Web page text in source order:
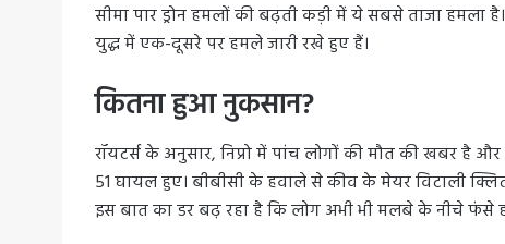
सीमा पार ड्रोन हमलों की बढ़ती कड़ी में ये सबसे ताजा
युद्ध में एक-दूसरे पर हमले जारी रखे हुए हैं।
कितना हुआ नुकसान?
रॉयटर्स के अनुसार, निप्रो में पांच लोगों की मौत की खबर है
51 घायल हुए। बीबीसी के हवाले से कीव के मेयर विटाली
इस बात का डर बढ़ रहा है कि लोग अभी भी मलबे के नीचे फंसे